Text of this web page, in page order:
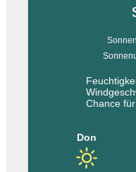
Chance
Don